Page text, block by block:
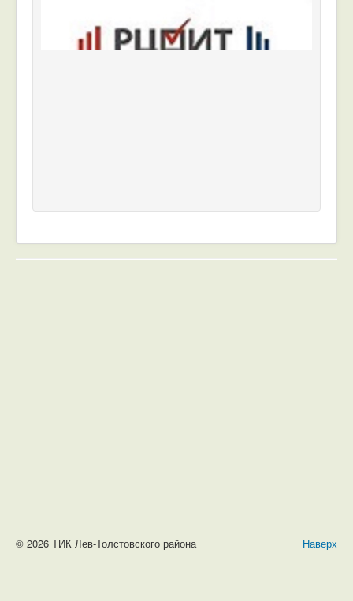
Наверх
© 2026 ТИК Лев-Толстовского района